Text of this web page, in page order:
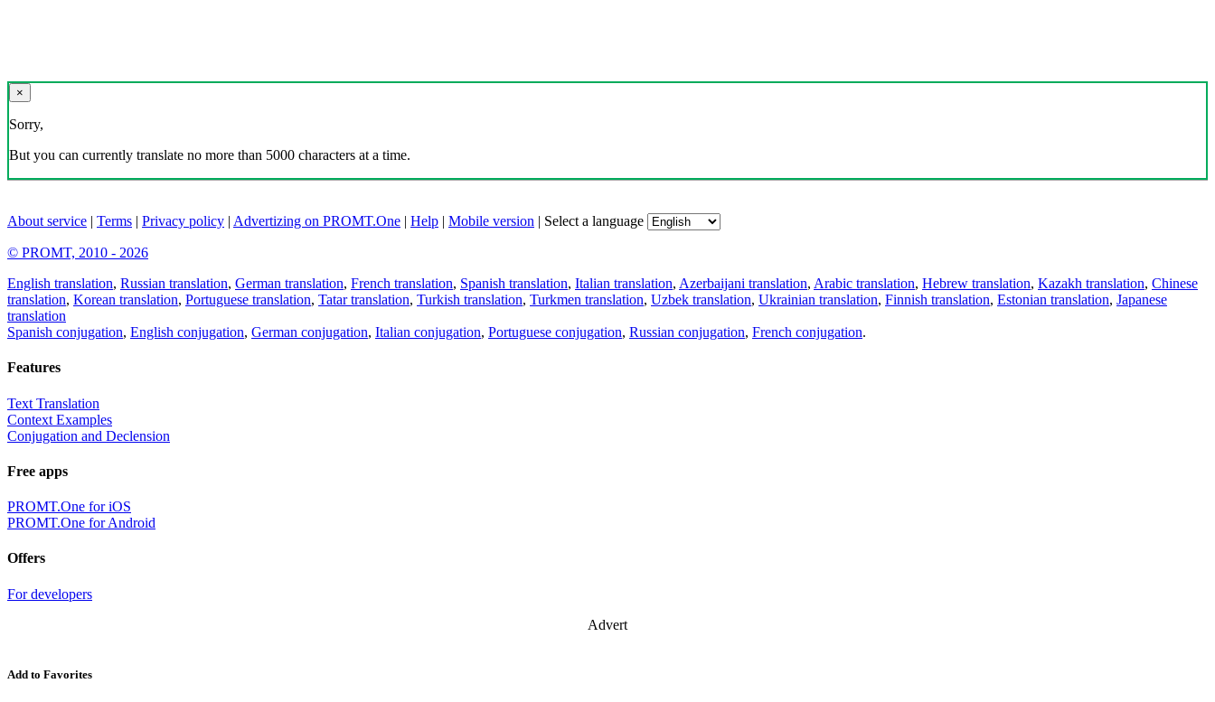
×
Sorry,
But you can currently translate no more than 5000 characters at a time.
About service | Terms | Privacy policy | Advertizing on PROMT.One | Help | Mobile version | Select a language
© PROMT, 2010 - 2026
English translation, Russian translation, German translation, French translation, Spanish translation, Italian translation, Azerbaijani translation, Arabic translation, Hebrew translation, Kazakh translation, Chinese
translation, Korean translation, Portuguese translation, Tatar translation, Turkish translation, Turkmen translation, Uzbek translation, Ukrainian translation, Finnish translation, Estonian translation, Japanese
translation
Spanish conjugation, English conjugation, German conjugation, Italian conjugation, Portuguese conjugation, Russian conjugation, French conjugation.
Features
Text Translation
Context Examples
Conjugation and Declension
Free apps
PROMT.One for iOS
PROMT.One for Android
Offers
For developers
Advert
Add to Favorites